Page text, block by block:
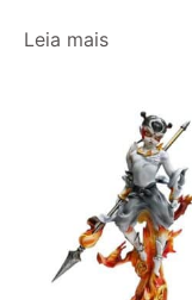
Leia mais